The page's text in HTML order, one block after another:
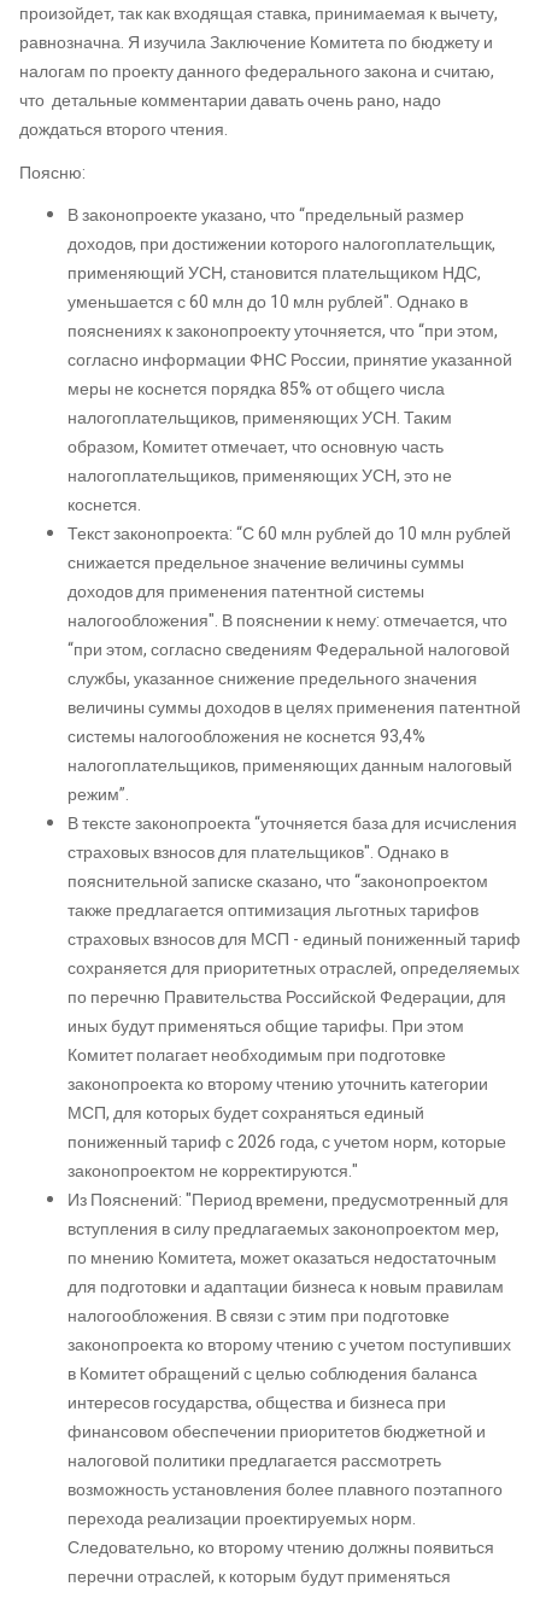
произойдет, так как входящая ставка, принимаемая к вычету,
равнозначна. Я изучила Заключение Комитета по бюджету и
налогам по проекту данного федерального закона и считаю,
что детальные комментарии давать очень рано, надо
дождаться второго чтения.
Поясню:
В законопроекте указано, что “предельный размер
доходов, при достижении которого налогоплательщик,
применяющий УСН, становится плательщиком НДС,
уменьшается с 60 млн до 10 млн рублей". Однако в
пояснениях к законопроекту уточняется, что “при этом,
согласно информации ФНС России, принятие указанной
меры не коснется порядка 85% от общего числа
налогоплательщиков, применяющих УСН. Таким
образом, Комитет отмечает, что основную часть
налогоплательщиков, применяющих УСН, это не
коснется.
Текст законопроекта: “С 60 млн рублей до 10 млн рублей
снижается предельное значение величины суммы
доходов для применения патентной системы
налогообложения". В пояснении к нему: отмечается, что
“при этом, согласно сведениям Федеральной налоговой
службы, указанное снижение предельного значения
величины суммы доходов в целях применения патентной
системы налогообложения не коснется 93,4%
налогоплательщиков, применяющих данным налоговый
режим”.
В тексте законопроекта “уточняется база для исчисления
страховых взносов для плательщиков". Однако в
пояснительной записке сказано, что “законопроектом
также предлагается оптимизация льготных тарифов
страховых взносов для МСП - единый пониженный тариф
сохраняется для приоритетных отраслей, определяемых
по перечню Правительства Российской Федерации, для
иных будут применяться общие тарифы. При этом
Комитет полагает необходимым при подготовке
законопроекта ко второму чтению уточнить категории
МСП, для которых будет сохраняться единый
пониженный тариф с 2026 года, с учетом норм, которые
законопроектом не корректируются."
Из Пояснений: "Период времени, предусмотренный для
вступления в силу предлагаемых законопроектом мер,
по мнению Комитета, может оказаться недостаточным
для подготовки и адаптации бизнеса к новым правилам
налогообложения. В связи с этим при подготовке
законопроекта ко второму чтению с учетом поступивших
в Комитет обращений с целью соблюдения баланса
интересов государства, общества и бизнеса при
финансовом обеспечении приоритетов бюджетной и
налоговой политики предлагается рассмотреть
возможность установления более плавного поэтапного
перехода реализации проектируемых норм.
Следовательно, ко второму чтению должны появиться
перечни отраслей, к которым будут применяться